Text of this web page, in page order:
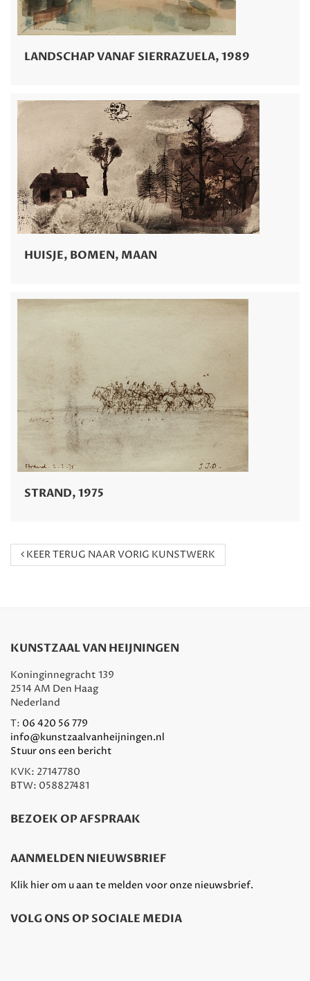
LANDSCHAP VANAF SIERRAZUELA, 1989
HUISJE, BOMEN, MAAN
STRAND, 1975
KEER TERUG NAAR VORIG KUNSTWERK
KUNSTZAAL VAN HEIJNINGEN
Koninginnegracht 139
2514 AM Den Haag
Nederland
T: 06 420 56 779
info@kunstzaalvanheijningen.nl
Stuur ons een bericht
KVK: 27147780
BTW: 058827481
BEZOEK OP AFSPRAAK
AANMELDEN NIEUWSBRIEF
Klik hier om u aan te melden voor onze nieuwsbrief.
VOLG ONS OP SOCIALE MEDIA